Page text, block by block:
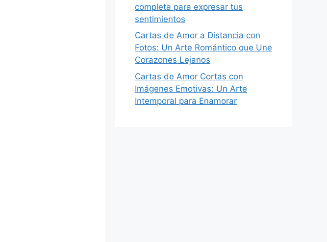
completa para expresar tus
sentimientos
Cartas de Amor a Distancia con
Fotos: Un Arte Romántico que Une
Corazones Lejanos
Cartas de Amor Cortas con
Imágenes Emotivas: Un Arte
Intemporal para Enamorar